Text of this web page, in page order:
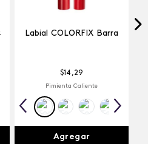
Labial COLORFIX Barra
$14 ,29
Pimienta Caliente
Agregar